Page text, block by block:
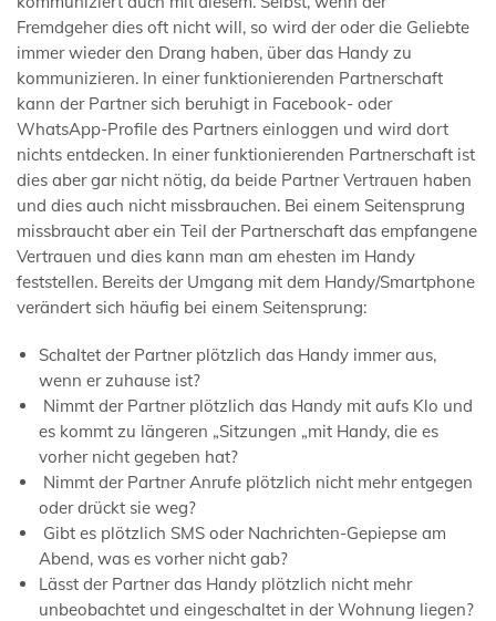
Fremdgeher dies oft nicht will, so wird der oder die Geliebte
immer wieder den Drang haben, über das Handy zu
kommunizieren. In einer funktionierenden Partnerschaft
kann der Partner sich beruhigt in Facebook- oder
WhatsApp-Profile des Partners einloggen und wird dort
nichts entdecken. In einer funktionierenden Partnerschaft ist
dies aber gar nicht nötig, da beide Partner Vertrauen haben
und dies auch nicht missbrauchen. Bei einem Seitensprung
missbraucht aber ein Teil der Partnerschaft das empfangene
Vertrauen und dies kann man am ehesten im Handy
feststellen. Bereits der Umgang mit dem Handy/Smartphone
verändert sich häufig bei einem Seitensprung:
Schaltet der Partner plötzlich das Handy immer aus,
wenn er zuhause ist?
Nimmt der Partner plötzlich das Handy mit aufs Klo und
es kommt zu längeren „Sitzungen „mit Handy, die es
vorher nicht gegeben hat?
Nimmt der Partner Anrufe plötzlich nicht mehr entgegen
oder drückt sie weg?
Gibt es plötzlich SMS oder Nachrichten-Gepiepse am
Abend, was es vorher nicht gab?
Lässt der Partner das Handy plötzlich nicht mehr
unbeobachtet und eingeschaltet in der Wohnung liegen?